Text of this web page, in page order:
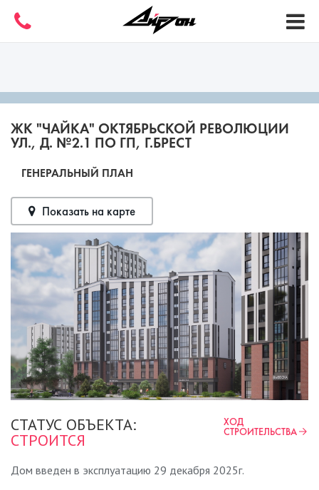
ЖК "ЧАЙКА" ОКТЯБРЬСКОЙ РЕВОЛЮЦИИ
УЛ., Д. №2.1 ПО ГП, Г.БРЕСТ
ГЕНЕРАЛЬНЫЙ ПЛАН
Показать на карте
СТАТУС ОБЪЕКТА:
СТРОИТСЯ
ХОД
СТРОИТЕЛЬСТВА
Дом введен в эксплуатацию 29 декабря 2025г.